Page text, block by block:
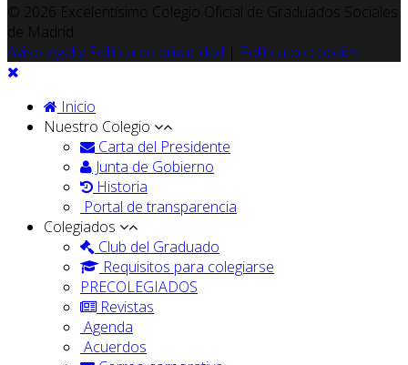
© 2026 Excelentísimo Colegio Oficial de Graduados Sociales
de Madrid
Aviso legal y Política de privacidad
Política de cookies
Inicio
Nuestro Colegio
Carta del Presidente
Junta de Gobierno
Historia
Portal de transparencia
Colegiados
Club del Graduado
Requisitos para colegiarse
PRECOLEGIADOS
Revistas
Agenda
Acuerdos